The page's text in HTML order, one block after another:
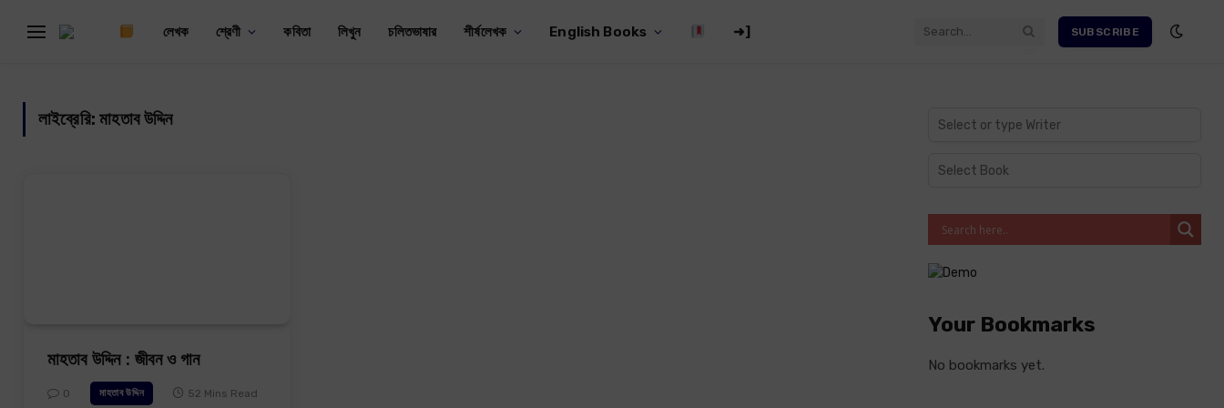
লেখক শ্রেণী কবিতা লিখুন চলিতভাষার শীর্ষলেখক English Books ➜] SUBSCRIBE
লাইব্রেরি:মাহতাব উদ্দিন
মাহতাব উদ্দিন : জীবন ও গান
0 মাহতাব উদ্দিন 52 Mins Read
Your Bookmarks
No bookmarks yet.